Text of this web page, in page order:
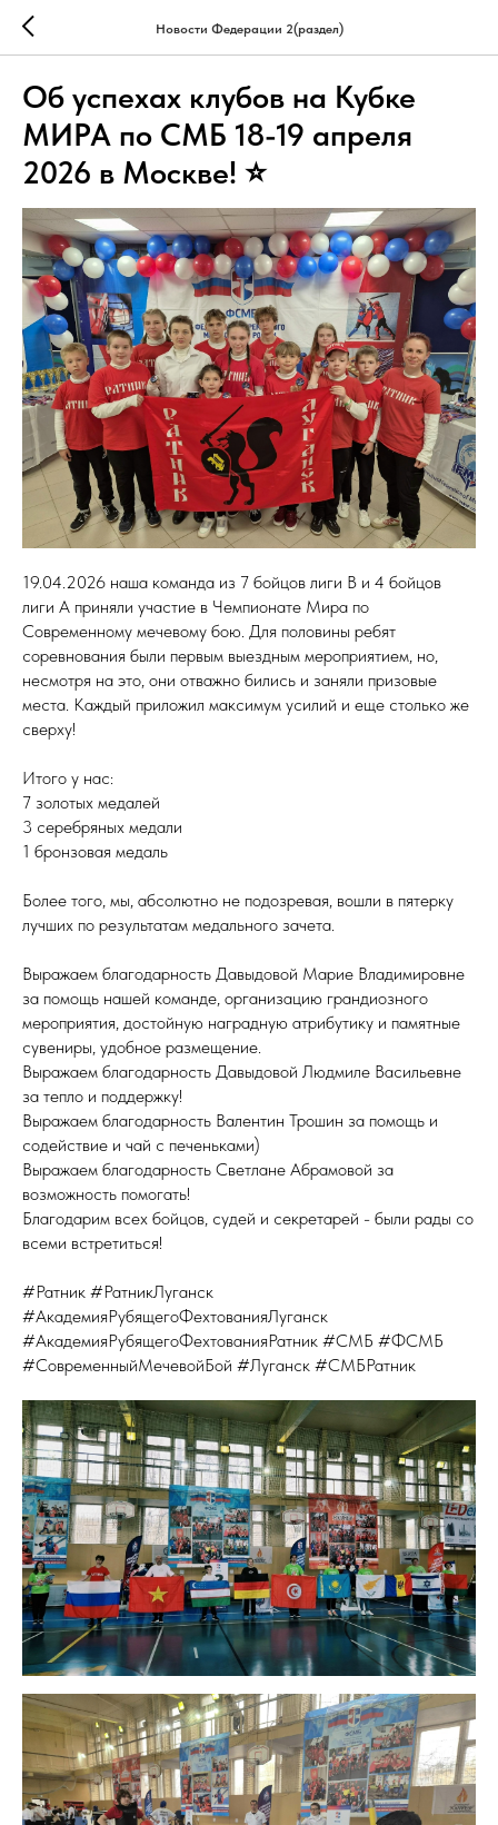
Новости Федерации 2(раздел)
Об успехах клубов на Кубке
МИРА по СМБ 18-19 апреля
2026 в Москве! ⭐
19.04.2026 наша команда из 7 бойцов лиги В и 4 бойцов
лиги А приняли участие в Чемпионате Мира по
Современному мечевому бою. Для половины ребят
соревнования были первым выездным мероприятием, но,
несмотря на это, они отважно бились и заняли призовые
места. Каждый приложил максимум усилий и еще столько же
сверху!
Итого у нас:
7 золотых медалей
3 серебряных медали
1 бронзовая медаль
Более того, мы, абсолютно не подозревая, вошли в пятерку
лучших по результатам медального зачета.
Выражаем благодарность Давыдовой Марие Владимировне
за помощь нашей команде, организацию грандиозного
мероприятия, достойную наградную атрибутику и памятные
сувениры, удобное размещение.
Выражаем благодарность Давыдовой Людмиле Васильевне
за тепло и поддержку!
Выражаем благодарность Валентин Трошин за помощь и
содействие и чай с печеньками)
Выражаем благодарность Светлане Абрамовой за
возможность помогать!
Благодарим всех бойцов, судей и секретарей - были рады со
всеми встретиться!
#Ратник #РатникЛуганск
#АкадемияРубящегоФехтованияЛуганск
#АкадемияРубящегоФехтованияРатник #СМБ #ФСМБ
#СовременныйМечевойБой #Луганск #СМБРатник